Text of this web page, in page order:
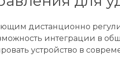
дистанционно
интеграции в
устройство в